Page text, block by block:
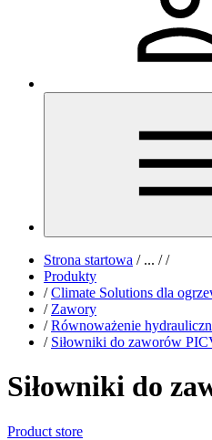
Strona startowa /... / /
Produkty
/ Climate Solutions dla
/ Zawory
/ Równoważenie
/ Siłowniki do zaworów
Siłowniki do
Product store